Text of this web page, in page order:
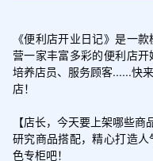
《便利店开业日记》是一
营一家丰富多彩的便利店开
培养店员、服务顾客......快
店！
【店长，今天要上架哪些商
研究商品搭配，精心打造
色专柜吧！